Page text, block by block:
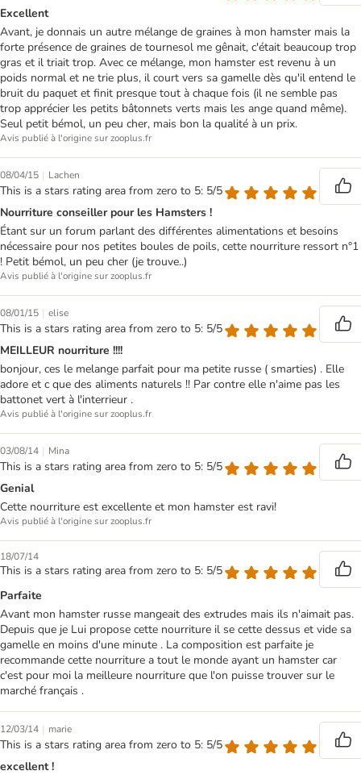
Excellent
Avant, je donnais un autre mélange de graines à mon hamster mais la
forte présence de graines de tournesol me gênait, c'était beaucoup trop
gras et il triait trop. Avec ce mélange, mon hamster est revenu à un
poids normal et ne trie plus, il court vers sa gamelle dès qu'il entend le
bruit du paquet et finit presque tout à chaque fois (il ne semble pas
trop apprécier les petits bâtonnets verts mais les ange quand même).
Seul petit bémol, un peu cher, mais bon la qualité à un prix.
Avis publié à l'origine sur zooplus.fr
08/04/15 | Lachen
This is a stars rating area from zero to 5: 5/5
Nourriture conseiller pour les Hamsters !
Étant sur un forum parlant des différentes alimentations et besoins
nécessaire pour nos petites boules de poils, cette nourriture ressort n°1
! Petit bémol, un peu cher (je trouve..)
Avis publié à l'origine sur zooplus.fr
08/01/15 | elise
This is a stars rating area from zero to 5: 5/5
MEILLEUR nourriture !!!!
bonjour, ces le melange parfait pour ma petite russe ( smarties) . Elle
adore et c que des aliments naturels !! Par contre elle n'aime pas les
battonet vert à l'interrieur .
Avis publié à l'origine sur zooplus.fr
03/08/14 | Mina
This is a stars rating area from zero to 5: 5/5
Genial
Cette nourriture est excellente et mon hamster est ravi!
Avis publié à l'origine sur zooplus.fr
18/07/14
This is a stars rating area from zero to 5: 5/5
Parfaite
Avant mon hamster russe mangeait des extrudes mais ils n'aimait pas.
Depuis que je Lui propose cette nourriture il se cette dessus et vide sa
gamelle en moins d'une minute . La composition est parfaite je
recommande cette nourriture a tout le monde ayant un hamster car
c'est pour moi la meilleure nourriture que l'on puisse trouver sur le
marché français .
12/03/14 | marie
This is a stars rating area from zero to 5: 5/5
excellent !